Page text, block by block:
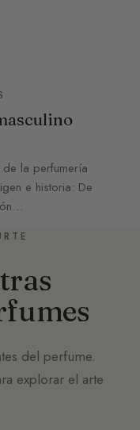
la perfumería
e historia: De
del perfume.
explorar el arte